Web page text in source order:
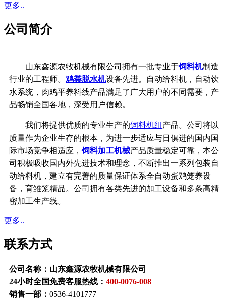
更多..
公司简介
山东鑫源农牧机械有限公司拥有一批专业于饲料机制造
行业的工程师。 鸡粪脱水机设备先进。自动给料机，自动饮
水系统， 肉鸡平养料线产品满足了广大用户的不同需要，产
品畅销全国各地，深受用户信赖。
我们将提供优质的专业生产的饲料机组 产品。公司将以
质量作为企业生存的根本， 为进一步适应与日俱进的国内国
际市场竞争相适应，饲料加工机械产品质量稳定可靠， 本公
司积极吸收国内外先进技术和理念，不断推出一系列包装自
动给料机，建立有完善的质量保证体系全自动蛋鸡笼养设
备，育雏笼精品。公司拥有各类先进的加工设备和多条高精
密加工生产线。
更多..
联系方式
公司名称：山东鑫源农牧机械有限公司
24小时全国免费客服热线： 400-0076-008
销售一部： 0536-4101777